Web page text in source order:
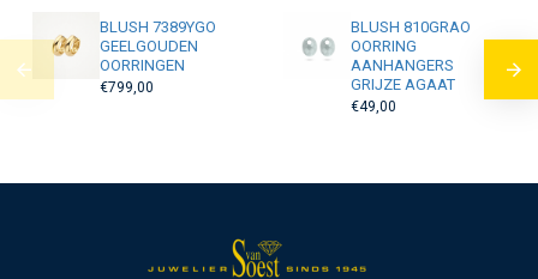
BLUSH 7389YGO
GEELGOUDEN
OORRINGEN
€799,00
BLUSH 810GRAO
OORRING
AANHANGERS
GRIJZE AGAAT
€49,00